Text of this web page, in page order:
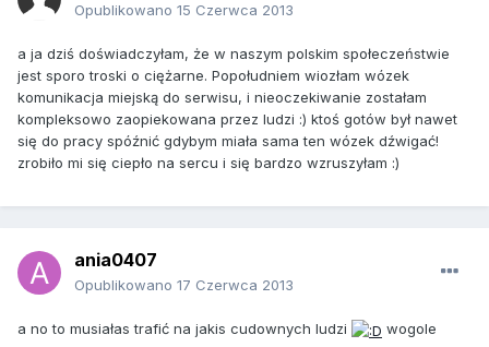
Opublikowano 15 Czerwca 2013
a ja dziś doświadczyłam, że w naszym polskim społeczeństwie
jest sporo troski o ciężarne. Popołudniem wiozłam wózek
komunikacja miejską do serwisu, i nieoczekiwanie zostałam
kompleksowo zaopiekowana przez ludzi :) ktoś gotów był nawet
się do pracy spóźnić gdybym miała sama ten wózek dźwigać!
zrobiło mi się ciepło na sercu i się bardzo wzruszyłam :)
ania0407
Opublikowano 17 Czerwca 2013
a no to musiałas trafić na jakis cudownych ludzi
wogole